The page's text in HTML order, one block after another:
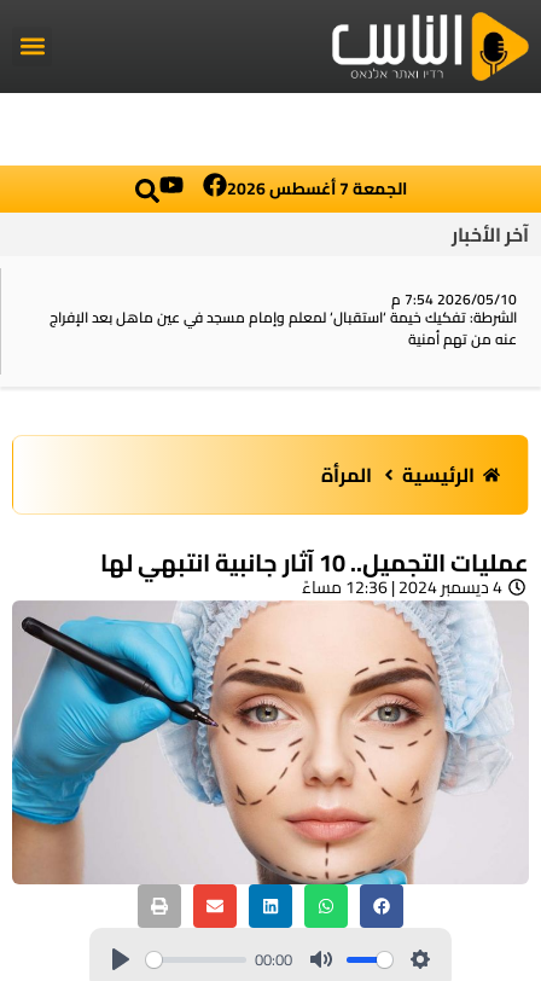
الجمعة 7 أغسطس 2026
آخر الأخبار
2026/05/10 7:54 م
الشرطة: تفكيك خيمة ‘استقبال‘ لمعلم وإمام مسجد في عين ماهل بعد الإفراج
عنه من تهم أمنية
الرئيسية المرأة
عمليات التجميل.. 10 آثار جانبية انتبهي لها
4 ديسمبر 2024 | 12:36 مساءً
00:00